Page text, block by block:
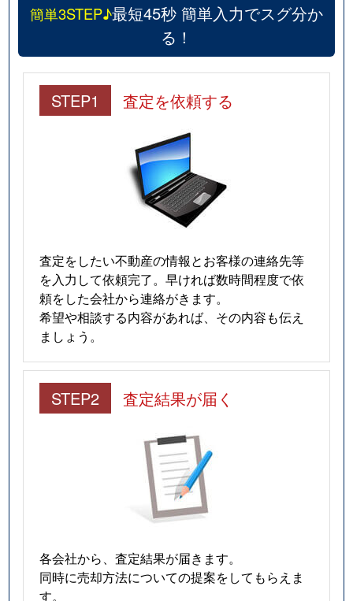
簡単3STEP♪最短45秒 簡単入力でスグ分か
る！
STEP1 査定を依頼する
査定をしたい不動産の情報とお客様の連絡先等
を入力して依頼完了。早ければ数時間程度で依
頼をした会社から連絡がきます。
希望や相談する内容があれば、その内容も伝え
ましょう。
STEP2 査定結果が届く
各会社から、査定結果が届きます。
同時に売却方法についての提案をしてもらえま
す。